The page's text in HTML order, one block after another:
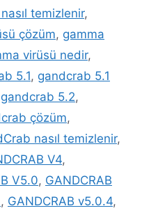
temizlenir,
çözüm, gamma
virüsü nedir,
5.1, gandcrab 5.1
gandcrab 5.2,
çözüm,
nasıl temizlenir,
V4,
V5.0, GANDCRAB
, GANDCRAB v5.0.4,